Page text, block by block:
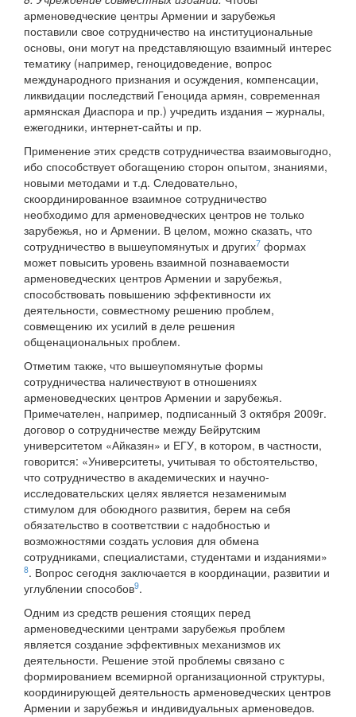
арменоведческие центры Армении и зарубежья
поставили свое сотрудничество на институциональные
основы, они могут на представляющую взаимный интерес
тематику (например, геноцидоведение, вопрос
международного признания и осуждения, компенсации,
ликвидации последствий Геноцида армян, современная
армянская Диаспора и пр.) учредить издания – журналы,
ежегодники, интернет-сайты и пр.
Применение этих средств сотрудничества взаимовыгодно,
ибо способствует обогащению сторон опытом, знаниями,
новыми методами и т.д. Следовательно,
скоординированное взаимное сотрудничество
необходимо для арменоведческих центров не только
зарубежья, но и Армении. В целом, можно сказать, что
сотрудничество в вышеупомянутых и других7 формах
может повысить уровень взаимной познаваемости
арменоведческих центров Армении и зарубежья,
способствовать повышению эффективности их
деятельности, совместному решению проблем,
совмещению их усилий в деле решения
общенациональных проблем.
Отметим также, что вышеупомянутые формы
сотрудничества наличествуют в отношениях
арменоведческих центров Армении и зарубежья.
Примечателен, например, подписанный 3 октября 2009г.
договор о сотрудничестве между Бейрутским
университетом «Айказян» и ЕГУ, в котором, в частности,
говорится: «Университеты, учитывая то обстоятельство,
что сотрудничество в академических и научно-
исследовательских целях является незаменимым
стимулом для обоюдного развития, берем на себя
обязательство в соответствии с надобностью и
возможностями создать условия для обмена
сотрудниками, специалистами, студентами и изданиями»
8. Вопрос сегодня заключается в координации, развитии и
углублении способов9.
Одним из средств решения стоящих перед
арменоведческими центрами зарубежья проблем
является создание эффективных механизмов их
деятельности. Решение этой проблемы связано с
формированием всемирной организационной структуры,
координирующей деятельность арменоведческих центров
Армении и зарубежья и индивидуальных арменоведов.